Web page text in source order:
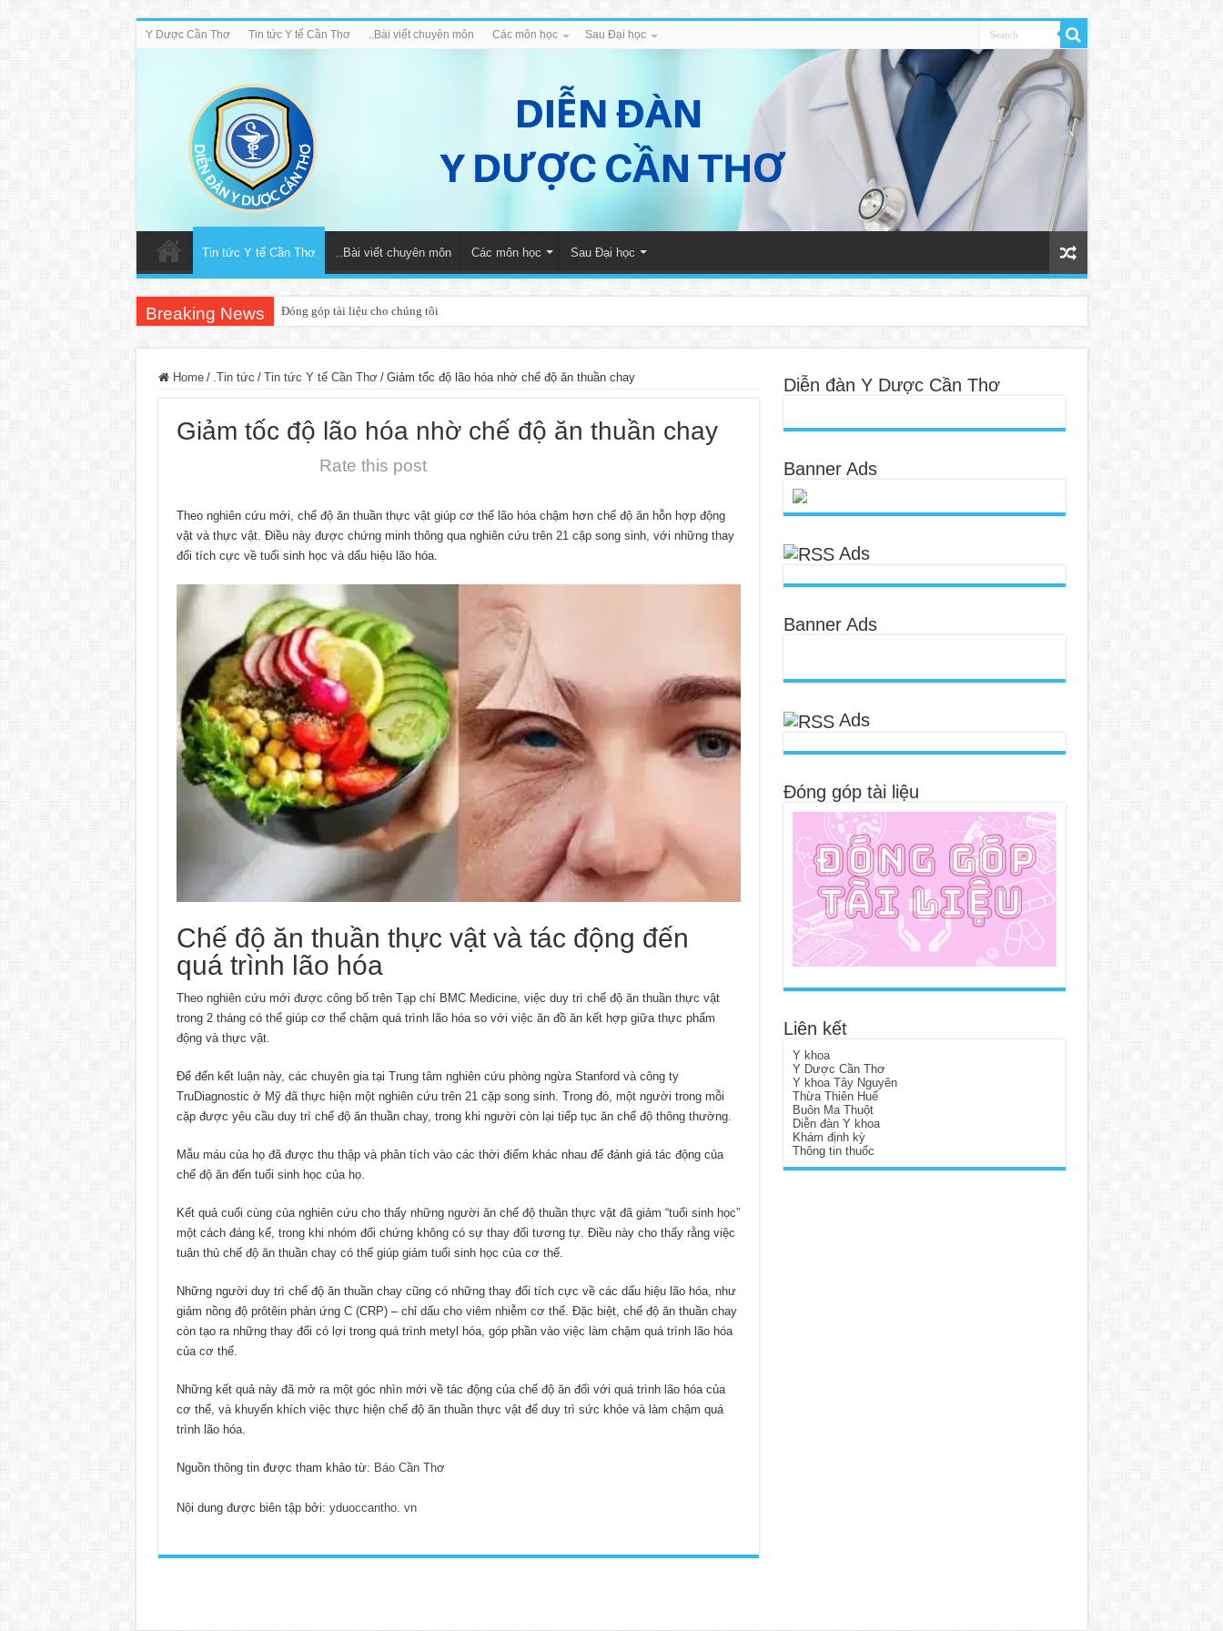
Y Dược Cần Thơ Tin tức Y tế Cần Thơ ..Bài viết chuyên môn Các môn học Sau Đại học
Tin tức Y tế Cần Thơ ..Bài viết chuyên môn Các môn học Sau Đại học
Breaking News Đóng góp tài liệu cho chúng tôi
Home / .Tin tức / Tin tức Y tế Cần Thơ / Giảm tốc độ lão hóa nhờ chế độ ăn thuần chay
Giảm tốc độ lão hóa nhờ chế độ ăn thuần chay
Rate this post
Theo nghiên cứu mới, chế độ ăn thuần thực vật giúp cơ thể lão hóa chậm hơn chế độ ăn hỗn hợp động
vật và thực vật. Điều này được chứng minh thông qua nghiên cứu trên 21 cặp song sinh, với những thay
đổi tích cực về tuổi sinh học và dấu hiệu lão hóa.
Chế độ ăn thuần thực vật và tác động đến
quá trình lão hóa
Theo nghiên cứu mới được công bố trên Tạp chí BMC Medicine, việc duy trì chế độ ăn thuần thực vật
trong 2 tháng có thể giúp cơ thể chậm quá trình lão hóa so với việc ăn đồ ăn kết hợp giữa thực phẩm
động và thực vật.
Để đến kết luận này, các chuyên gia tại Trung tâm nghiên cứu phòng ngừa Stanford và công ty
TruDiagnostic ở Mỹ đã thực hiện một nghiên cứu trên 21 cặp song sinh. Trong đó, một người trong mỗi
cặp được yêu cầu duy trì chế độ ăn thuần chay, trong khi người còn lại tiếp tục ăn chế độ thông thường.
Mẫu máu của họ đã được thu thập và phân tích vào các thời điểm khác nhau để đánh giá tác động của
chế độ ăn đến tuổi sinh học của họ.
Kết quả cuối cùng của nghiên cứu cho thấy những người ăn chế độ thuần thực vật đã giảm “tuổi sinh học”
một cách đáng kể, trong khi nhóm đối chứng không có sự thay đổi tương tự. Điều này cho thấy rằng việc
tuân thủ chế độ ăn thuần chay có thể giúp giảm tuổi sinh học của cơ thể.
Những người duy trì chế độ ăn thuần chay cũng có những thay đổi tích cực về các dấu hiệu lão hóa, như
giảm nồng độ prôtêin phản ứng C (CRP) – chỉ dấu cho viêm nhiễm cơ thể. Đặc biệt, chế độ ăn thuần chay
còn tạo ra những thay đổi có lợi trong quá trình metyl hóa, góp phần vào việc làm chậm quá trình lão hóa
của cơ thể.
Những kết quả này đã mở ra một góc nhìn mới về tác động của chế độ ăn đối với quá trình lão hóa của
cơ thể, và khuyến khích việc thực hiện chế độ ăn thuần thực vật để duy trì sức khỏe và làm chậm quá
trình lão hóa.
Nguồn thông tin được tham khảo từ: Báo Cần Thơ
Nội dung được biên tập bởi: yduoccantho. vn
Diễn đàn Y Dược Cần Thơ
Banner Ads
Ads
Banner Ads
Ads
Đóng góp tài liệu
Liên kết
Y khoa
Y Dược Cần Thơ
Y khoa Tây Nguyên
Thừa Thiên Huế
Buôn Ma Thuột
Diễn đàn Y khoa
Khám định kỳ
Thông tin thuốc